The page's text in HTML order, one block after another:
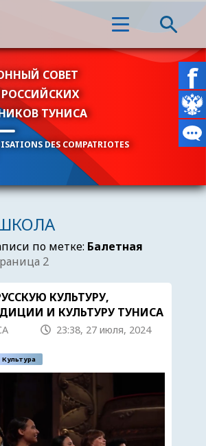
СОВЕТ
ТУНИСА
DES COMPATRIOTES
по метке: Балетная
2
КУЛЬТУРУ,
И КУЛЬТУРУ ТУНИСА
23:38, 27 июля, 2024
Культура